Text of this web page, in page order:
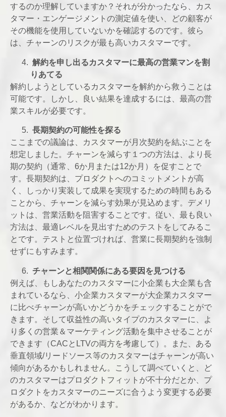
するのか理解していますか？それが分かったなら、カス
タマー・エンゲージメントの測定値を使い、どの顧客が
その機能を使用していないかを確認するのです。彼ら
は、チャーンのリスクが最も高いカスタマーです。
解約を申し出るカスタマーに最高の営業マンを割
りあてる
解約しようとしているカスタマーを解約から救うことは
可能です。しかし、良い結果を達成するには、最高の営
業スキルが必要です。
長期契約の可能性を探る
ここまでの議論は、カスタマーが月次契約を結ぶことを
想定しました。チャーンを減らす１つの方法は、より長
期の契約（通常、6か月または12か月）を促すことで
す。長期契約は、プロダクトへのコミットメントが高
く、しっかり実装して成果を実現するための時間もある
ことから、チャーンを減らす効果が見込めます。デメリ
ットは、営業活動を阻害することです。従い、最も良い
方法は、最適レベルを見出すためのテストをしてみるこ
とです。テストと位置づければ、営業に長期契約を強制
せずにもすみます。
チャーンと相関関係にある要因を見つける
例えば、もしあなたのカスタマーに小企業も大企業も含
まれているなら、小企業カスタマーが大企業カスタマー
に比べチャーンが高いかどうかをチェックすることがで
きます。そして収益性の高いタイプのカスタマーに、よ
り多くの営業＆マーケティング活動を集中させることが
できます（CACとLTVの両方を考慮して）。また、ある
垂直領域/リードソース等のカスタマーはチャーンが高い
傾向があるかもしれません。こうして調べていくと、ど
のカスタマーはプロダクトフィットが不十分だとか、プ
ロダクトをカスタマーのニーズに合うよう変更する必要
があるか、などがわかります。